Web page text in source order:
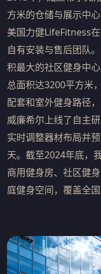
方米的仓储与展示中
美国力健LifeFitness
自有安装与售后团队
积最大的社区健身中
总面积达3200平方米
配套和室外健身路径
威廉希尔上线了自主
实时调整器材布局并
天。截至2024年底，
商用健身房、社区健
庭健身空间，覆盖全国